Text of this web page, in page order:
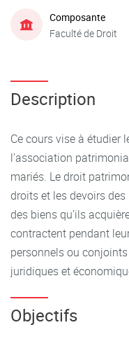
Composante
Faculté de Droit
Description
Ce cours vise à étudier
l’association
mariés. Le droit
droits et les devoirs
des biens qu’ils
contractent pendant
personnels ou
juridiques et
Objectifs